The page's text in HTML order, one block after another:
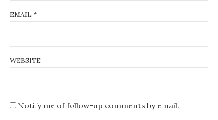
EMAIL *
WEBSITE
Notify me of follow-up comments by email.